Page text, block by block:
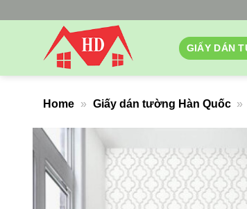
GIẤY DÁN
Home » Giấy dán tường Hàn Quốc »